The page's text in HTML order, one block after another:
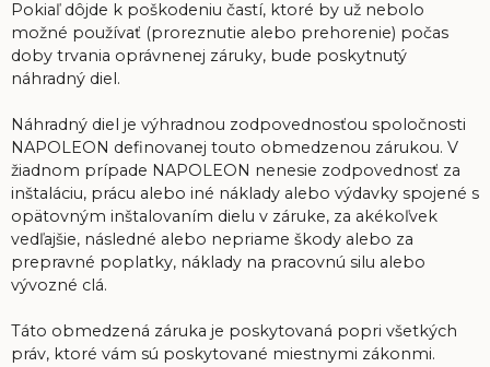
Pokiaľ dôjde k poškodeniu častí, ktoré by už nebolo
možné používať (proreznutie alebo prehorenie) počas
doby trvania oprávnenej záruky, bude poskytnutý
náhradný diel.
Náhradný diel je výhradnou zodpovednosťou spoločnosti
NAPOLEON definovanej touto obmedzenou zárukou. V
žiadnom prípade NAPOLEON nenesie zodpovednosť za
inštaláciu, prácu alebo iné náklady alebo výdavky spojené s
opätovným inštalovaním dielu v záruke, za akékoľvek
vedľajšie, následné alebo nepriame škody alebo za
prepravné poplatky, náklady na pracovnú silu alebo
vývozné clá.
Táto obmedzená záruka je poskytovaná popri všetkých
práv, ktoré vám sú poskytované miestnymi zákonmi.